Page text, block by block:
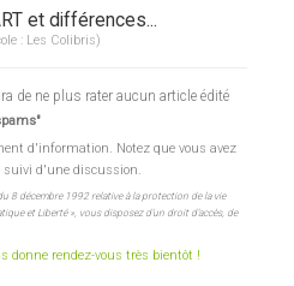
et différences...
: Les Colibris)
de ne plus rater aucun article édité
d'information. Notez que vous avez
suivi d'une discussion.
8 décembre 1992 relative à la protection de la vie
et Liberté », vous disposez d’un droit d’accès, de
donne rendez-vous très bientôt !